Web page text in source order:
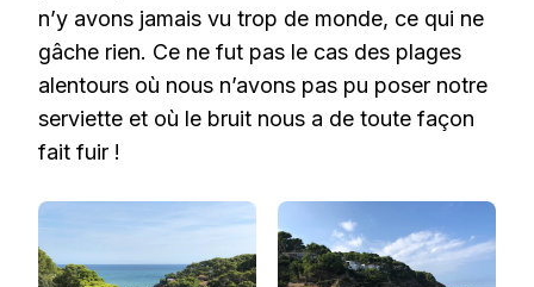
n’y avons jamais vu trop de monde, ce qui ne
gâche rien. Ce ne fut pas le cas des plages
alentours où nous n’avons pas pu poser notre
serviette et où le bruit nous a de toute façon
fait fuir !